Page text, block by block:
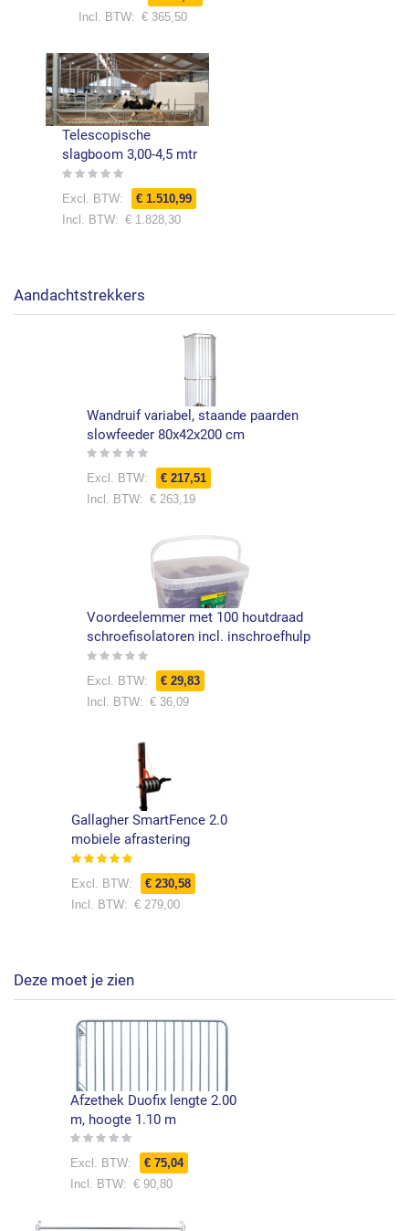
€ 365,50
Telescopische
slagboom 3,00-4,5 mtr
Rating:
€ 1.510,99
Speciale
€ 1.828,30
Aandachtstrekkers
Wandruif variabel, staande paarden
slowfeeder 80x42x200 cm
Rating:
€ 217,51
Speciale
prijs
€ 263,19
Voordeelemmer met 100 houtdraad
schroefisolatoren incl. inschroefhulp
Rating:
€ 29,83
€ 36,09
Gallagher SmartFence 2.0
mobiele afrastering
Waardering:
€ 230,58
€ 279,00
Deze moet je zien
Afzethek Duofix lengte 2.00
m, hoogte 1.10 m
Rating:
€ 75,04
Speciale
prijs
€ 90,80